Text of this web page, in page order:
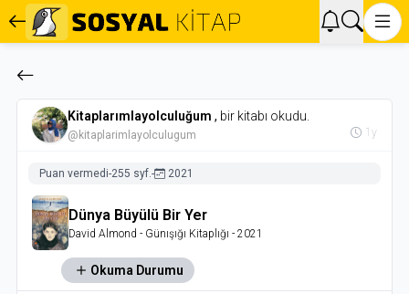
Kitaplarımlayolculuğum , bir kitabı okudu.
@kitaplarimlayolculugum 1y
Puan vermedi-255 syf.- 2021
Dünya Büyülü Bir Yer
David Almond - Günışığı Kitaplığı - 2021
Okuma Durumu